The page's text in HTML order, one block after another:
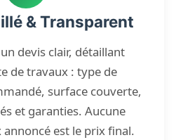
& Transparent
devis clair, détaillant
de travaux : type de
surface couverte,
et garanties. Aucune
est le prix final.